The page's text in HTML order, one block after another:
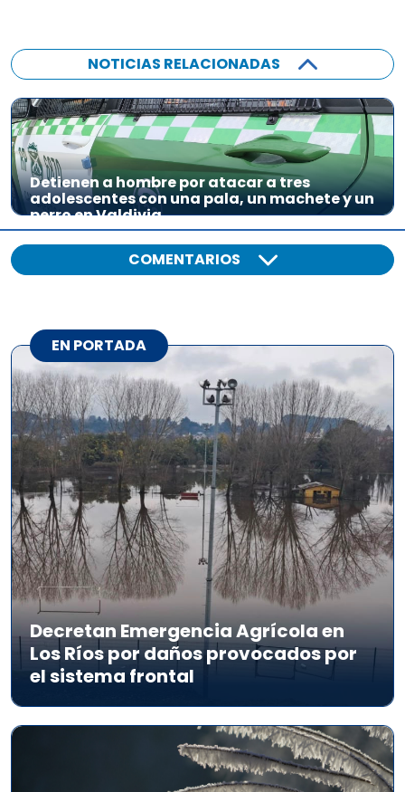
NOTICIAS RELACIONADAS
Detienen a hombre por atacar a tres
adolescentes con una pala, un machete y un
perro en Valdivia
COMENTARIOS
EN PORTADA
Decretan Emergencia Agrícola en
Los Ríos por daños provocados por
el sistema frontal